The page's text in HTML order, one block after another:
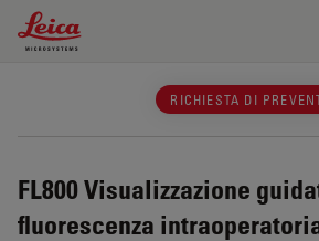
Leica Microsystems Logo
RICHIESTA DI
FL800Visualizzazione
fluorescenza